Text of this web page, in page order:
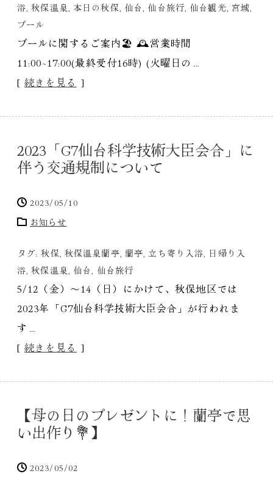
浴 ,秋保温泉 ,本日の秋保 仙台 仙台旅行 仙台観光 宮城
プール
プールに関するご案内🏖 🕰️営業時間
11:00~17:00(最終受付16時) (火曜日の…
[続きを見る ]
2023「G7仙台科学技術大臣会合」に
伴う交通規制について
2023/05/10
お知らせ
タグ:秋保 秋保温泉蘭亭 蘭亭 立ち寄り入浴 日帰り入
浴 ,秋保温泉 仙台 仙台旅行
5/12（金）〜14（日）にかけて、秋保地区では
2023年「G7仙台科学技術大臣会合」が行われま
す…
[続きを見る ]
【母の日のプレゼントに！蘭亭で思
い出作り💐】
2023/05/02